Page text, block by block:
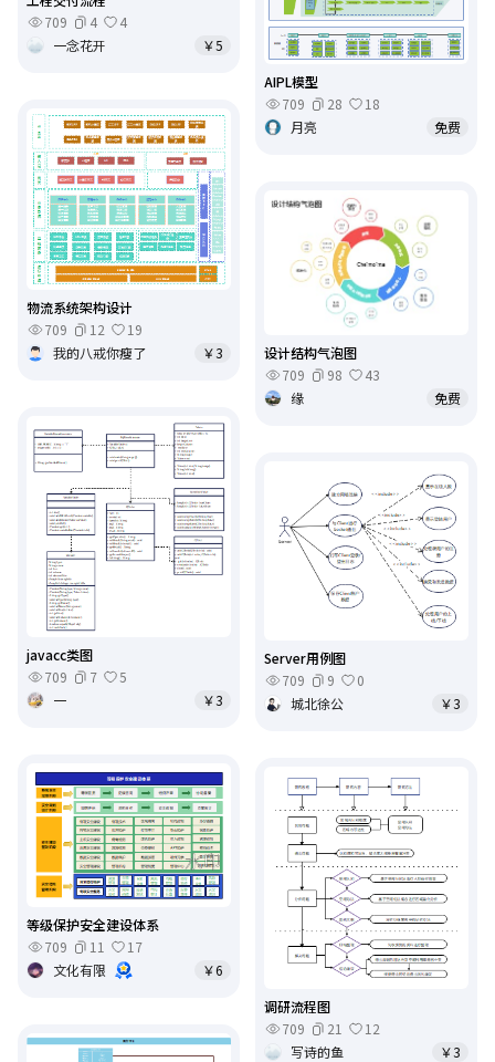
709
4
4
一念花开
￥5
AIPL模型
709
28
18
月亮
免费
物流系统架构设计
709
12
19
我的八戒你瘦了
￥3
设计结构气泡图
709
98
43
缘
免费
javacc类图
709
7
5
一
￥3
Server用例图
709
9
0
城北徐公
￥3
等级保护安全建设体系
709
11
17
文化有限
￥6
调研流程图
709
21
12
写诗的鱼
￥3